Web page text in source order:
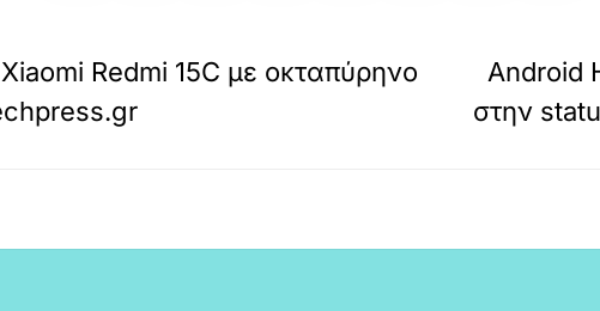
Redmi 15C με οκταπύρηνο
Android
στην